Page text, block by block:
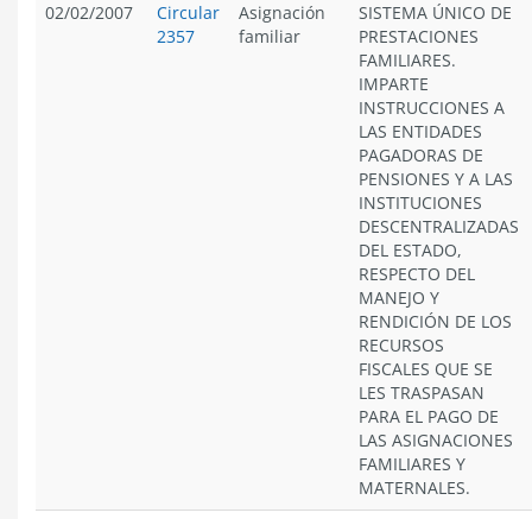
02/02/2007
Circular
2357
Asignación
familiar
SISTEMA ÚNICO DE
PRESTACIONES
FAMILIARES.
IMPARTE
INSTRUCCIONES A
LAS ENTIDADES
PAGADORAS DE
PENSIONES Y A LAS
INSTITUCIONES
DESCENTRALIZADAS
DEL ESTADO,
RESPECTO DEL
MANEJO Y
RENDICIÓN DE LOS
RECURSOS
FISCALES QUE SE
LES TRASPASAN
PARA EL PAGO DE
LAS ASIGNACIONES
FAMILIARES Y
MATERNALES.